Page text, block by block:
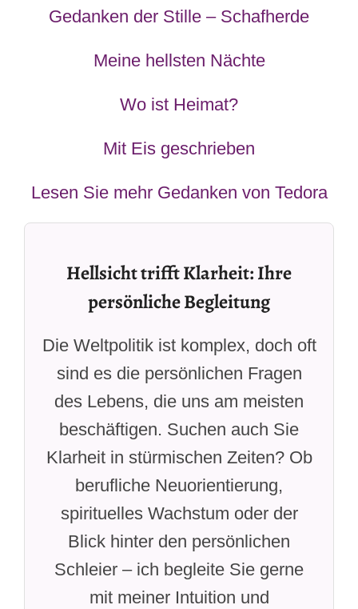
Gedanken der Stille – Schafherde
Meine hellsten Nächte
Wo ist Heimat?
Mit Eis geschrieben
Lesen Sie mehr Gedanken von Tedora
Hellsicht trifft Klarheit: Ihre
persönliche Begleitung
Die Weltpolitik ist komplex, doch oft
sind es die persönlichen Fragen
des Lebens, die uns am meisten
beschäftigen. Suchen auch Sie
Klarheit in stürmischen Zeiten? Ob
berufliche Neuorientierung,
spirituelles Wachstum oder der
Blick hinter den persönlichen
Schleier – ich begleite Sie gerne
mit meiner Intuition und